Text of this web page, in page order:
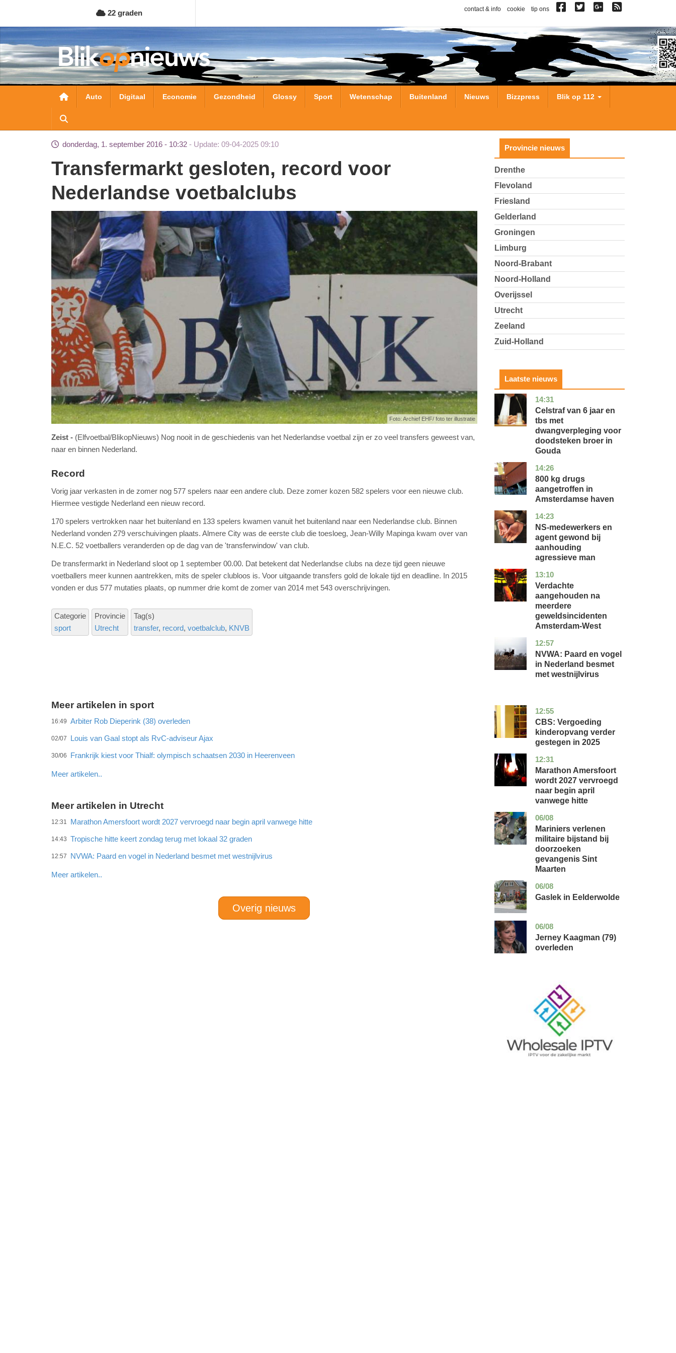
naar
de
inhoud
gaan
22 graden contact & info cookie tip ons
Hoofdnavigatie
Auto Digitaal Economie Gezondheid Glossy Sport Wetenschap Buitenland Nieuws Bizzpress Blik op 112
donderdag, 1. september 2016 - 10:32 Update: 09-04-2025 09:10
Transfermarkt gesloten, record voor
Nederlandse voetbalclubs
Foto: Archief EHF/ foto ter illustratie
Zeist
(Elfvoetbal/BlikopNieuws) Nog nooit in de geschiedenis van het Nederlandse voetbal zijn er zo veel transfers geweest van,
naar en binnen Nederland.
Record
Vorig jaar verkasten in de zomer nog 577 spelers naar een andere club. Deze zomer kozen 582 spelers voor een nieuwe club.
Hiermee vestigde Nederland een nieuw record.
170 spelers vertrokken naar het buitenland en 133 spelers kwamen vanuit het buitenland naar een Nederlandse club. Binnen
Nederland vonden 279 verschuivingen plaats. Almere City was de eerste club die toesloeg, Jean-Willy Mapinga kwam over van
N.E.C. 52 voetballers veranderden op de dag van de 'transferwindow' van club.
De transfermarkt in Nederland sloot op 1 september 00.00. Dat betekent dat Nederlandse clubs na deze tijd geen nieuwe
voetballers meer kunnen aantrekken, mits de speler clubloos is. Voor uitgaande transfers gold de lokale tijd en deadline. In 2015
vonden er dus 577 mutaties plaats, op nummer drie komt de zomer van 2014 met 543 overschrijvingen.
Categorie
sport
Provincie
Utrecht
Tag(s)
transfer record voetbalclub KNVB
Meer artikelen in sport
16:49 Arbiter Rob Dieperink (38) overleden
02/07 Louis van Gaal stopt als RvC-adviseur Ajax
30/06 Frankrijk kiest voor Thialf: olympisch schaatsen 2030 in Heerenveen
Meer artikelen..
Meer artikelen in Utrecht
12:31 Marathon Amersfoort wordt 2027 vervroegd naar begin april vanwege hitte
14:43 Tropische hitte keert zondag terug met lokaal 32 graden
12:57 NVWA: Paard en vogel in Nederland besmet met westnijlvirus
Meer artikelen..
Overig nieuws
Provincie nieuws
Drenthe
Flevoland
Friesland
Gelderland
Groningen
Limburg
Noord-Brabant
Noord-Holland
Overijssel
Utrecht
Zeeland
Zuid-Holland
Laatste nieuws
14:31
zuid-
holland
nieuws
Celstraf van 6 jaar en
tbs met
dwangverpleging voor
doodsteken broer in
Gouda
14:26
noord-
holland
nieuws
800 kg drugs
aangetroffen in
Amsterdamse haven
14:23
flevoland
nieuws
NS-medewerkers en
agent gewond bij
aanhouding
agressieve man
13:10
noord-
holland
nieuws
Verdachte
aangehouden na
meerdere
geweldsincidenten
Amsterdam-West
12:57
utrecht
nieuws
NVWA: Paard en vogel
in Nederland besmet
met westnijlvirus
12:55
zuid-
holland
economie
CBS: Vergoeding
kinderopvang verder
gestegen in 2025
12:31
utrecht
nieuws
Marathon Amersfoort
wordt 2027 vervroegd
naar begin april
vanwege hitte
06/08
buitenland
Mariniers verlenen
militaire bijstand bij
doorzoeken
gevangenis Sint
Maarten
06/08
drenthe
nieuws
Gaslek in Eelderwolde
06/08
noord-
glossy
Jerney Kaagman (79)
overleden